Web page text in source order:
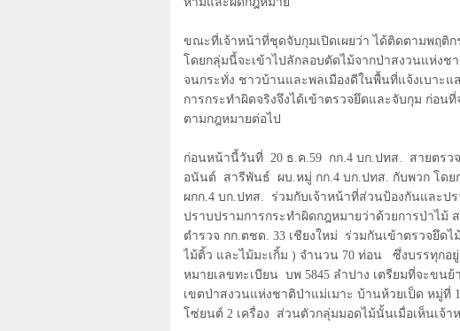
ขณะที่เจ้าหน้าที่ชุดจับกุมเปิดเผยว่า ได้ติดตามพฤติ
โดยกลุ่มนี้จะเข้าไปลักลอบตัดไม้จากป่าสงวนแห่งช
จนกระทั่ง ชาวบ้านและพลเมืองดีในพื้นที่แจ้งเบาะแ
การกระทำผิดจริงจึงได้เข้าตรวจยึดและจับกุม ก่อ
ตามกฎหมายต่อไป
ก่อนหน้านี้วันที่ 20 ธ.ค.59 กก.4 บก.ปทส. สายตรว
อนันต์ สารีพันธ์ ผบ.หมู่ กก.4 บก.ปทส. กับพวก โดย
ผกก.4 บก.ปทส. ร่วมกับเจ้าหน้าที่ส่วนป้องกันและป
ปราบปรามการกระทำผิดกฎหมายว่าด้วยการป่าไม้
ตำรวจ กก.ตชด. 33 เชียงใหม่ ร่วมกันเข้าตรวจยึดไ
ไม้ติ้ว และไม้มะเกิ้ม ) จำนวน 70 ท่อน ซึ่งบรรทุกอยู่
หมายเลขทะเบียน บพ 5845 ลำปาง เตรียมที่จะขน
เขตป่าสงวนแห่งชาติป่าแม่เมาะ บ้านห้วยเป็ด หมู่ที่ 1
โซ่ยนต์ 2 เครื่อง ส่วนตัวกลุ่มมอดไม้นั้นเมื่อเห็นเจ้